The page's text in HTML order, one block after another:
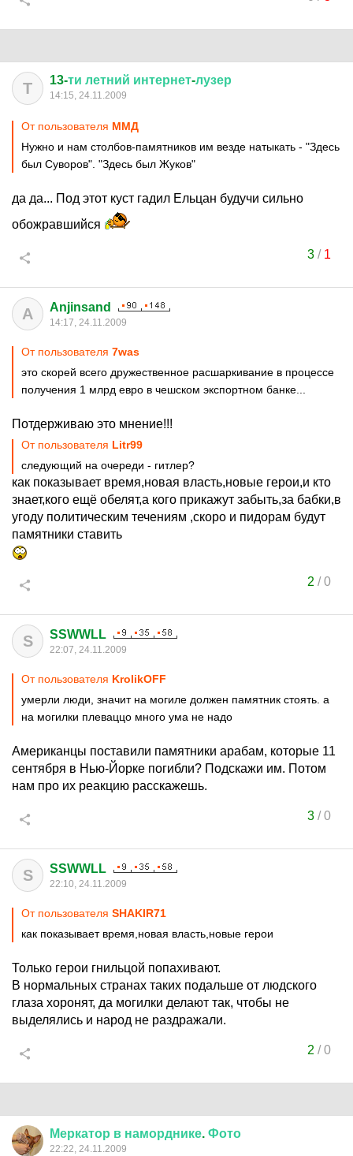
Т 13-ти летний интернет-лузер
14:15, 24.11.2009
От пользователя ММД
Нужно и нам столбов-памятников им везде натыкать - "Здесь
был Суворов". "Здесь был Жуков"
да да... Под этот куст гадил Ельцан будучи сильно
обожравшийся
3/ 1
A Anjinsand
14:17, 24.11.2009
От пользователя 7was
это скорей всего дружественное расшаркивание в процессе
получения 1 млрд евро в чешском экспортном банке...
Потдерживаю это мнение!!!
От пользователя Litr99
следующий на очереди - гитлер?
как показывает время,новая власть,новые герои,и кто
знает,кого ещё обелят,а кого прикажут забыть,за бабки,в
угоду политическим течениям ,скоро и пидорам будут
памятники ставить
2 /0
S SSWWLL
22:07, 24.11.2009
От пользователя KrolikОFF
умерли люди, значит на могиле должен памятник стоять. а
на могилки плеваццо много ума не надо
Американцы поставили памятники арабам, которые 11
сентября в Нью-Йорке погибли? Подскажи им. Потом
нам про их реакцию расскажешь.
3/0
S SSWWLL
22:10, 24.11.2009
От пользователя SHAKIR71
как показывает время,новая власть,новые герои
Только герои гнильцой попахивают.
В нормальных странах таких подальше от людского
глаза хоронят, да могилки делают так, чтобы не
выделялись и народ не раздражали.
2 /0
Меркатор в наморднике. Фото
22:22, 24.11.2009